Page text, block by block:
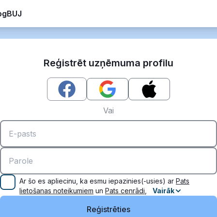
BUJ
Reģistrēt uzņēmuma profilu
Vai
Ar šo es apliecinu, ka esmu iepazinies(-usies) ar Pats
lietošanas noteikumiem un Pats cenrādi Vairāk
Reģistrēties